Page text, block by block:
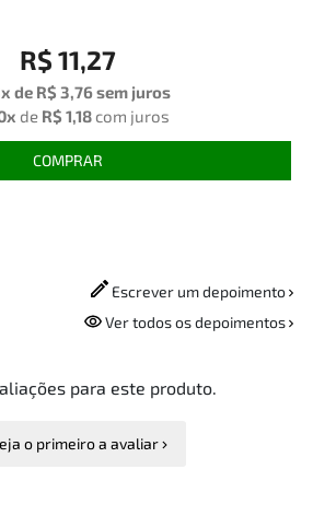
R$ 11,27
de R$ 3,76sem juros
de R$ 1,18 com juros
COMPRAR
Escrever um depoimento
Ver todos os depoimentos
para este produto.
o primeiro a avaliar